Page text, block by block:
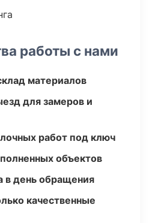
работы с нами
материалов
для замеров и
работ под ключ
объектов
в день обращения
качественные